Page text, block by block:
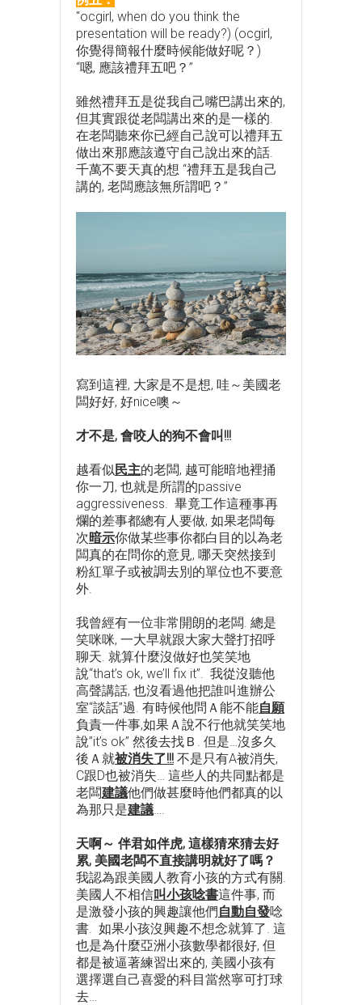
"ocgirl, when do you think the
presentation will be ready?) (ocgirl,
你覺得簡報什麼時候能做好呢？)
“嗯, 應該禮拜五吧？”
雖然禮拜五是從我自己嘴巴講出來的,
但其實跟從老闆講出來的是一樣的.
在老闆聽來你已經自己說可以禮拜五
做出來那應該遵守自己說出來的話.
千萬不要天真的想 “禮拜五是我自己
講的, 老闆應該無所謂吧？”
寫到這裡, 大家是不是想, 哇～美國老
闆好好, 好nice噢～
才不是, 會咬人的狗不會叫!!!
越看似 民主的老闆, 越可能暗地裡捅
你一刀, 也就是所謂的passive
aggressiveness. 畢竟工作這種事再
爛的差事都總有人要做, 如果老闆每
次暗示你做某些事你都白目的以為老
闆真的在問你的意見, 哪天突然接到
粉紅單子或被調去別的單位也不要意
外.
我曾經有一位非常開朗的老闆. 總是
笑咪咪, 一大早就跟大家大聲打招呼
聊天. 就算什麼沒做好也笑笑地
說“that’s ok, we’ll fix it”. 我從沒聽他
高聲講話, 也沒看過他把誰叫進辦公
室“談話”過. 有時候他問Ａ能不能自願
負責一件事,如果Ａ說不行他就笑笑地
說”it’s ok” 然後去找Ｂ. 但是…沒多久
後Ａ就被消失了!!! 不是只有A被消失,
C跟D也被消失… 這些人的共同點都是
老闆建議他們做甚麼時他們都真的以
為那只是建議
天啊～ 伴君如伴虎, 這樣猜來猜去好
累, 美國老闆不直接講明就好了嗎？
我認為跟美國人教育小孩的方式有關.
美國人不相信叫小孩唸書這件事, 而
是激發小孩的興趣讓他們自動自發唸
書. 如果小孩沒興趣不想念就算了. 這
也是為什麼亞洲小孩數學都很好, 但
都是被逼著練習出來的, 美國小孩有
選擇選自己喜愛的科目當然寧可打球
去…